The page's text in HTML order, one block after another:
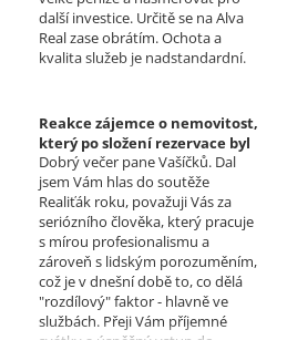
srdečným pozdravem a přáním
mnoho zdraví i úspěchů Vám
přejí manželé Kovandovi
další investice. Určitě se na Alva
Real zase obrátím. Ochota a
kvalita služeb je nadstandardní.
Reakce zájemce o nemovitost,
který po složení rezervace byl
nucen od koupi odstoupit.
Realizoval makléř: David
Vašíček
Dobrý večer pane Vašíčků. Dal
jsem Vám hlas do soutěže
Realiťák roku, považuji Vás za
seriózního člověka, který pracuje
s mírou profesionalismu a
zároveň s lidským porozuměním,
což je v dnešní době to, co dělá
"rozdílový" faktor - hlavně ve
službách. Přeji Vám příjemné